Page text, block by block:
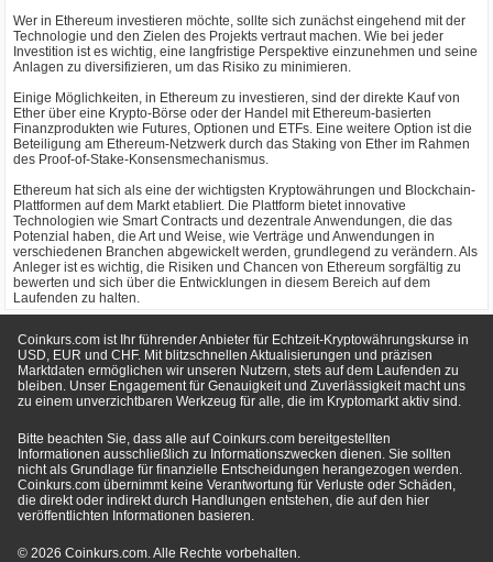
Wer in Ethereum investieren möchte, sollte sich zunächst eingehend mit der
Technologie und den Zielen des Projekts vertraut machen. Wie bei jeder
Investition ist es wichtig, eine langfristige Perspektive einzunehmen und seine
Anlagen zu diversifizieren, um das Risiko zu minimieren.
Einige Möglichkeiten, in Ethereum zu investieren, sind der direkte Kauf von
Ether über eine Krypto-Börse oder der Handel mit Ethereum-basierten
Finanzprodukten wie Futures, Optionen und ETFs. Eine weitere Option ist die
Beteiligung am Ethereum-Netzwerk durch das Staking von Ether im Rahmen
des Proof-of-Stake-Konsensmechanismus.
Ethereum hat sich als eine der wichtigsten Kryptowährungen und Blockchain-
Plattformen auf dem Markt etabliert. Die Plattform bietet innovative
Technologien wie Smart Contracts und dezentrale Anwendungen, die das
Potenzial haben, die Art und Weise, wie Verträge und Anwendungen in
verschiedenen Branchen abgewickelt werden, grundlegend zu verändern. Als
Anleger ist es wichtig, die Risiken und Chancen von Ethereum sorgfältig zu
bewerten und sich über die Entwicklungen in diesem Bereich auf dem
Laufenden zu halten.
Coinkurs.com ist Ihr führender Anbieter für Echtzeit-Kryptowährungskurse in
USD, EUR und CHF. Mit blitzschnellen Aktualisierungen und präzisen
Marktdaten ermöglichen wir unseren Nutzern, stets auf dem Laufenden zu
bleiben. Unser Engagement für Genauigkeit und Zuverlässigkeit macht uns
zu einem unverzichtbaren Werkzeug für alle, die im Kryptomarkt aktiv sind.
Bitte beachten Sie, dass alle auf Coinkurs.com bereitgestellten
Informationen ausschließlich zu Informationszwecken dienen. Sie sollten
nicht als Grundlage für finanzielle Entscheidungen herangezogen werden.
Coinkurs.com übernimmt keine Verantwortung für Verluste oder Schäden,
die direkt oder indirekt durch Handlungen entstehen, die auf den hier
veröffentlichten Informationen basieren.
© 2026 Coinkurs.com. Alle Rechte vorbehalten.